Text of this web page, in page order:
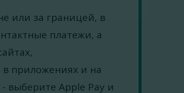
или за границей, в
платежи, а
приложениях и на
выберите Apple Pay и